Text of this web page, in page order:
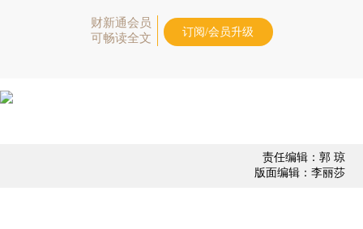
财新通会员
可畅读全文
订阅/会员升级
责任编辑：郭 琼
版面编辑：李丽莎